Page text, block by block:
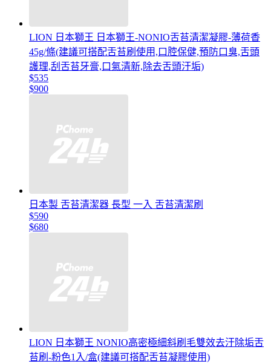
LION 日本獅王 日本獅王-NONIO舌苔清潔凝膠-薄荷香
45g/條(建議可搭配舌苔刷使用,口腔保健,預防口臭,舌頭
護理,刮舌苔牙膏,口氣清新,除去舌頭汙垢)
$535
$900
日本製 舌苔清潔器 長型 一入 舌苔清潔刷
$590
$680
LION 日本獅王 NONIO高密極細斜刷毛雙效去汙除垢舌
苔刷-粉色1入/盒(建議可搭配舌苔凝膠使用)